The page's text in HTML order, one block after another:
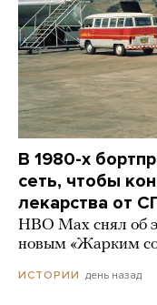
В 1980-х
сеть, чтобы
лекарства от
HBO Max снял об
новым «Жарким
ИСТОРИИ день назад